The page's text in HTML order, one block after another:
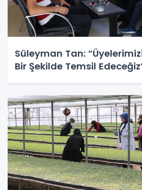
Süleyman Tan:
Bir Şekilde Temsil